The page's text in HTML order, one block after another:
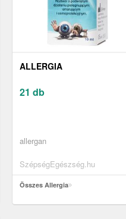
ALLERGIA
21 db
allergan
SzépségEgészség.hu
Összes Allergia